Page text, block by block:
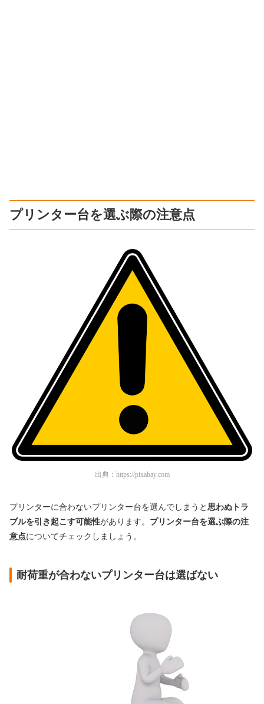
プリンター台を選ぶ際の注意点
出典： https://pixabay.com
プリンターに合わないプリンター台を選んでしまうと 思わぬトラ
ブルを引き起こす可能性があります。 プリンター台を選ぶ際の注
意点についてチェックしましょう。
耐荷重が合わないプリンター台は選ばない